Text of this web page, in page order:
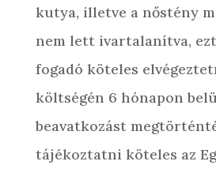
kutya, illetve a nőstény
nem lett ivartalanítva,
fogadó köteles
költségén 6 hónapon
beavatkozást
tájékoztatni köteles az